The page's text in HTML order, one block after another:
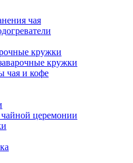
чая
кружки
кружки
чая и кофе
церемонии